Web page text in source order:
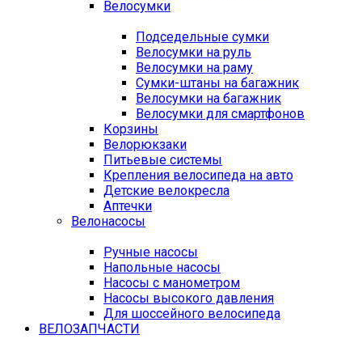
Велосумки
Подседельные сумки
Велосумки на руль
Велосумки на раму
Сумки-штаны на багажник
Велосумки на багажник
Велосумки для смартфонов
Корзины
Велорюкзаки
Питьевые системы
Крепления велосипеда на авто
Детские велокресла
Аптечки
Велонасосы
Ручные насосы
Напольные насосы
Насосы с манометром
Насосы высокого давления
Для шоссейного велосипеда
ВЕЛОЗАПЧАСТИ